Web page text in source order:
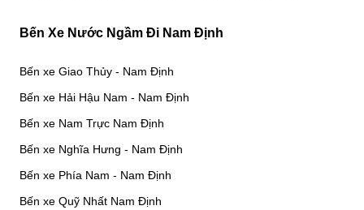
Bến Xe Nước Ngầm Đi Nam Định
Bến xe Giao Thủy - Nam Định
Bến xe Hải Hậu Nam - Nam Định
Bến xe Nam Trực Nam Định
Bến xe Nghĩa Hưng - Nam Định
Bến xe Phía Nam - Nam Định
Bến xe Quỹ Nhất Nam Định